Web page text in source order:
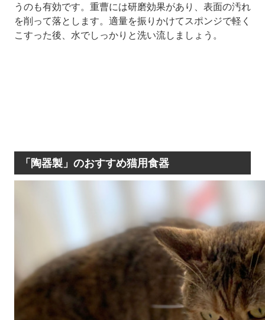
うのも有効です。重曹には研磨効果があり、表面の汚れ
を削って落とします。適量を振りかけてスポンジで軽く
こすった後、水でしっかりと洗い流しましょう。
「陶器製」のおすすめ猫用食器